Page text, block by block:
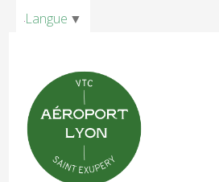
Langue ▼